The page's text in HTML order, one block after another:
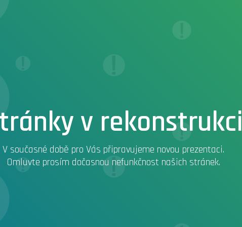
v rekonstrukci
V současné době pro Vás připravujeme novou prezentaci.
Omluvte prosím dočasnou nefunkčnost našich stránek.